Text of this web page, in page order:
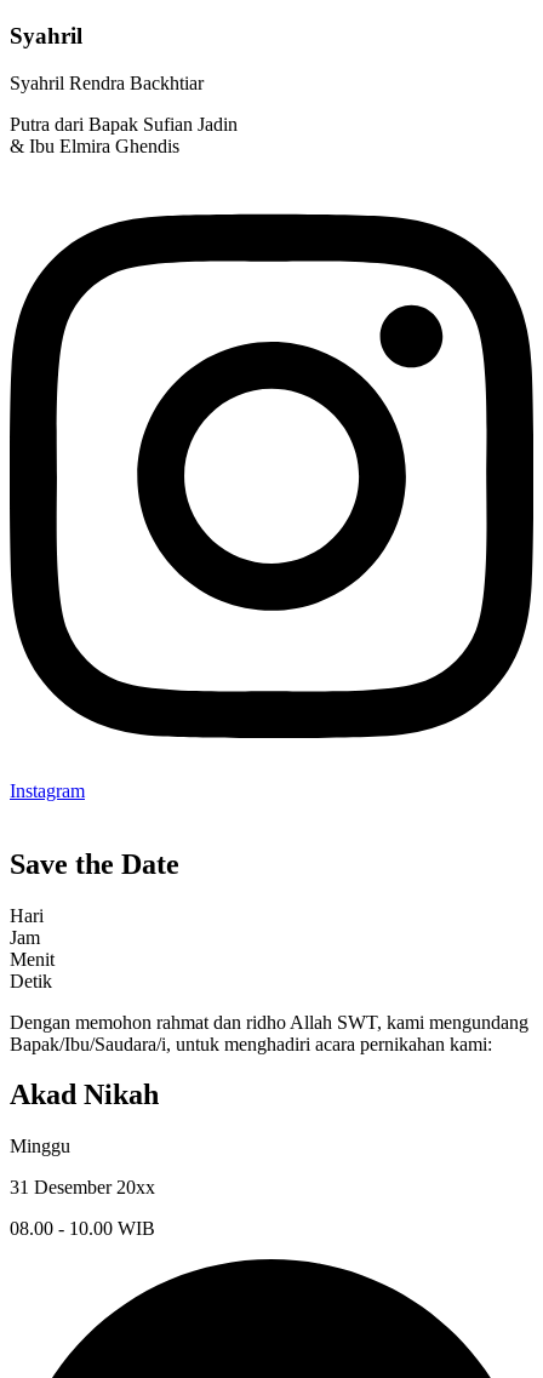
Syahril
Syahril Rendra Backhtiar
Putra dari Bapak Sufian Jadin
& Ibu Elmira Ghendis
Instagram
Save the Date
Hari
Jam
Menit
Detik
Dengan memohon rahmat dan ridho Allah SWT, kami mengundang
Bapak/Ibu/Saudara/i, untuk menghadiri acara pernikahan kami:
Akad Nikah
Minggu
31 Desember 20xx
08.00 - 10.00 WIB